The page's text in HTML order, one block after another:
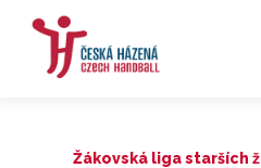
Žákovská liga starších